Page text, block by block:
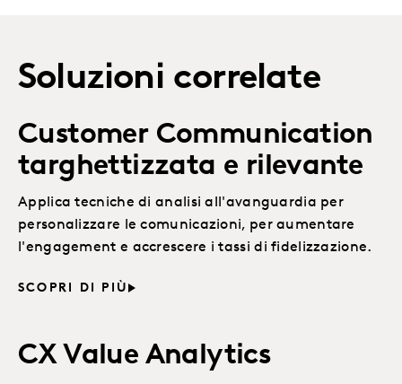
Soluzioni correlate
Customer Communication
targhettizzata e rilevante
Applica tecniche di analisi all'avanguardia per
personalizzare le comunicazioni, per aumentare
l'engagement e accrescere i tassi di fidelizzazione.
SCOPRI DI PIÙ
CX Value Analytics